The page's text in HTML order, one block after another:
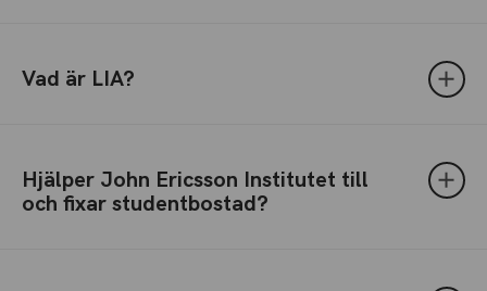
Vad är LIA?
Hjälper John Ericsson Institutet till
och fixar studentbostad?